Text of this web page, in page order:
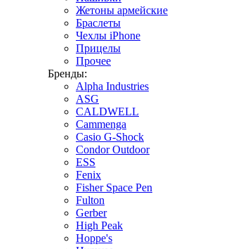
Жетоны армейские
Браслеты
Чехлы iPhone
Прицелы
Прочее
Бренды:
Alpha Industries
ASG
CALDWELL
Cammenga
Casio G-Shock
Condor Outdoor
ESS
Fenix
Fisher Space Pen
Fulton
Gerber
High Peak
Hoppe's